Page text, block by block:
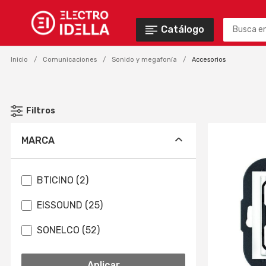
Catálogo
Inicio Comunicaciones Sonido y megafonía Accesorios
Filtros
MARCA
BTICINO (2)
EISSOUND (25)
SONELCO (52)